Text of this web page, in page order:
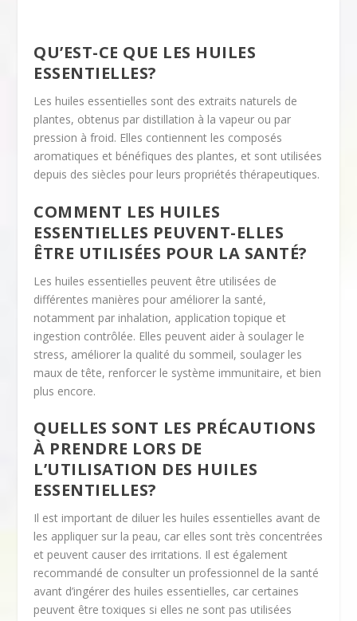
QU’EST-CE QUE LES HUILES
ESSENTIELLES?
Les huiles essentielles sont des extraits naturels de
plantes, obtenus par distillation à la vapeur ou par
pression à froid. Elles contiennent les composés
aromatiques et bénéfiques des plantes, et sont utilisées
depuis des siècles pour leurs propriétés thérapeutiques.
COMMENT LES HUILES
ESSENTIELLES PEUVENT-ELLES
ÊTRE UTILISÉES POUR LA SANTÉ?
Les huiles essentielles peuvent être utilisées de
différentes manières pour améliorer la santé,
notamment par inhalation, application topique et
ingestion contrôlée. Elles peuvent aider à soulager le
stress, améliorer la qualité du sommeil, soulager les
maux de tête, renforcer le système immunitaire, et bien
plus encore.
QUELLES SONT LES PRÉCAUTIONS
À PRENDRE LORS DE
L’UTILISATION DES HUILES
ESSENTIELLES?
Il est important de diluer les huiles essentielles avant de
les appliquer sur la peau, car elles sont très concentrées
et peuvent causer des irritations. Il est également
recommandé de consulter un professionnel de la santé
avant d’ingérer des huiles essentielles, car certaines
peuvent être toxiques si elles ne sont pas utilisées